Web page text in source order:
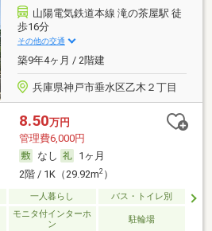
山陽電気鉄道本線 滝の茶屋駅 徒
歩16分
その他の交通
築9年4ヶ月 / 2階建
兵庫県神戸市垂水区乙木２丁目
8.50万円
管理費6,000円
なし
1ヶ月
2階 / 1K（29.92m2）
一人暮らし バス・トイレ別
モニタ付インターホ
ン
駐輪場